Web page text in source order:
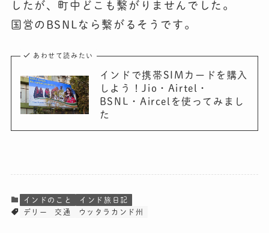
したが、町中どこも繋がりませんでした。
国営の BSNLなら繋がる そうです。
あわせて読みたい
インドで携帯SIMカードを購入
しよう！Jio・Airtel・
BSNL・Aircelを使ってみまし
た
インドのこと
インド旅日記
デリー
交通 ウッタラカンド州